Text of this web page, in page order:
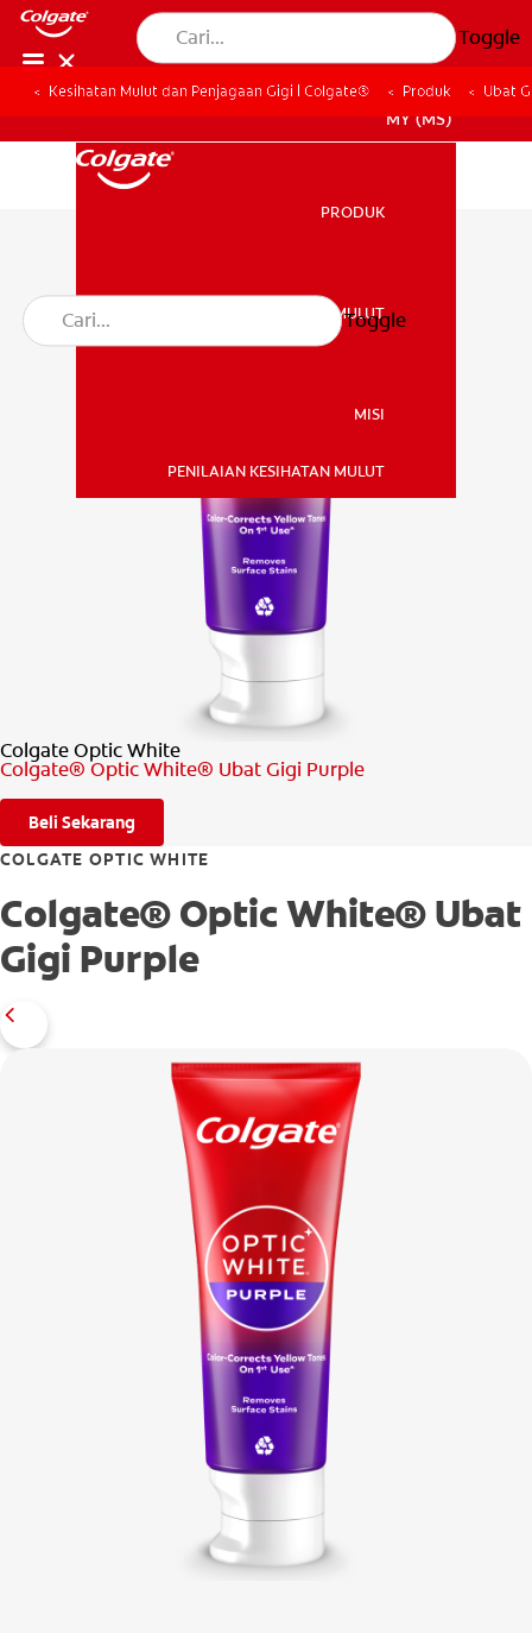
Toggle
PENILAIAN KESIHATAN MULUT
MY (MS)
PRODUK
KESIHATAN MULUT
MISI
PENILAIAN KESIHATAN MULUT
Toggle
Kesihatan Mulut dan Penjagaan Gigi | Colgate® Produk Ubat
Colgate Optic White
Colgate® Optic White® Ubat Gigi Purple
Beli Sekarang
COLGATE OPTIC WHITE
Colgate® Optic White® Ubat
Gigi Purple